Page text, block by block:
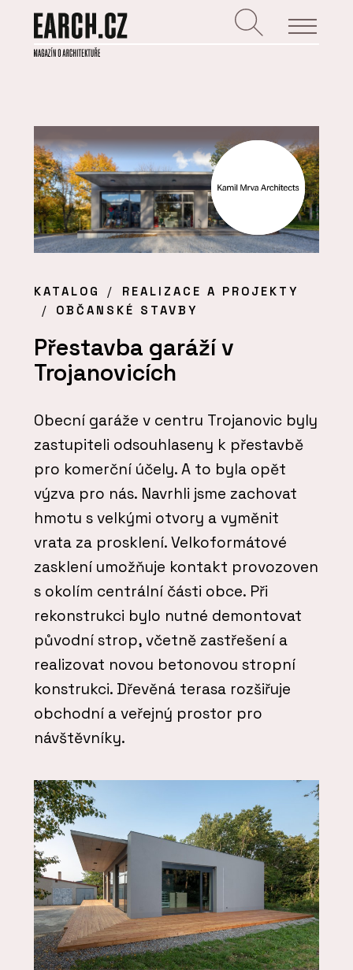
KATALOG
REALIZACE A PROJEKTY
OBČANSKÉ STAVBY
Přestavba garáží v
Trojanovicích
Obecní garáže v centru Trojanovic byly
zastupiteli odsouhlaseny k přestavbě
pro komerční účely. A to byla opět
výzva pro nás. Navrhli jsme zachovat
hmotu s velkými otvory a vyměnit
vrata za prosklení. Velkoformátové
zasklení umožňuje kontakt provozoven
s okolím centrální části obce. Při
rekonstrukci bylo nutné demontovat
původní strop, včetně zastřešení a
realizovat novou betonovou stropní
konstrukci. Dřevěná terasa rozšiřuje
obchodní a veřejný prostor pro
návštěvníky.